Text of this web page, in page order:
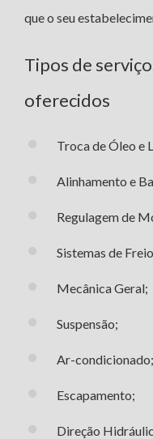
que o seu
Tipos de
oferecidos
Troca de Óleo e
Alinhamento e
Regulagem de
Sistemas de
Mecânica Geral;
Suspensão;
Ar-condicionado;
Escapamento;
Direção